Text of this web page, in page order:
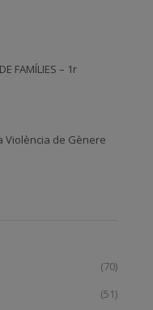
FAMÍLIES – 1r
Violència de Gènere
(70)
(51)